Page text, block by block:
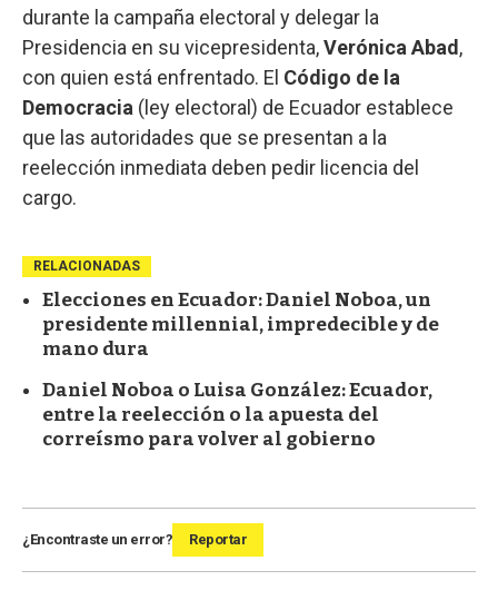
durante la campaña electoral y delegar la
Presidencia en su vicepresidenta,Verónica Abad,
con quien está enfrentado. El Código de la
Democracia (ley electoral) de Ecuador establece
que las autoridades que se presentan a la
reelección inmediata deben pedir licencia del
cargo.
RELACIONADAS
Elecciones en Ecuador: Daniel Noboa, un
presidente millennial, impredecible y de
mano dura
Daniel Noboa o Luisa González: Ecuador,
entre la reelección o la apuesta del
correísmo para volver al gobierno
¿Encontraste un error? Reportar